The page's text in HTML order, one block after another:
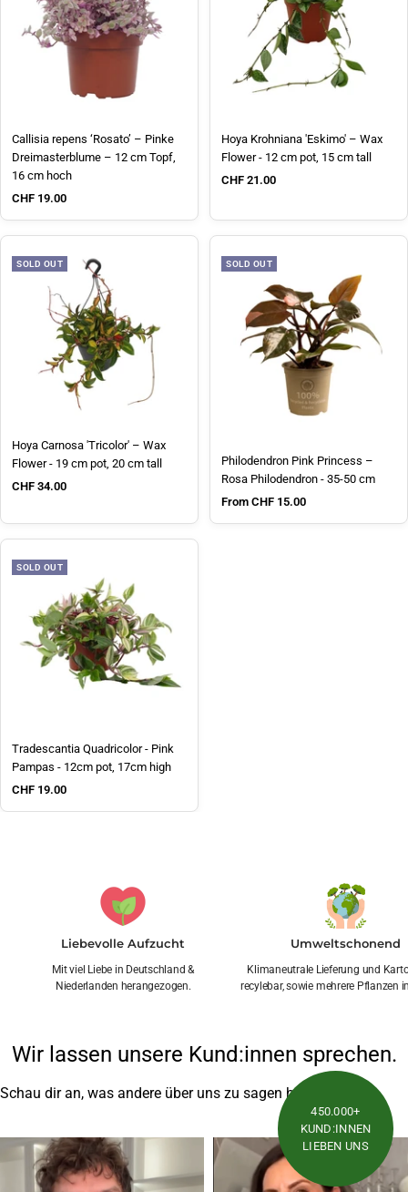
Callisia repens ‘Rosato’ – Pinke
Dreimasterblume – 12 cm Topf,
16 cm hoch
Sale price
CHF 19.00
Hoya Krohniana 'Eskimo' – Wax
Flower - 12 cm pot, 15 cm tall
Sale price
CHF 21.00
SOLD OUT
Hoya Carnosa 'Tricolor' – Wax
Flower - 19 cm pot, 20 cm tall
Sale price
CHF 34.00
SOLD OUT
Philodendron Pink Princess –
Rosa Philodendron - 35-50 cm
Sale price
From CHF 15.00
SOLD OUT
Tradescantia Quadricolor - Pink
Pampas - 12cm pot, 17cm high
Sale price
CHF 19.00
Liebevolle Aufzucht
Mit viel Liebe in Deutschland &
Niederlanden herangezogen.
Umweltschonend
Klimaneutrale Lieferung und
recylebar, sowie mehrere Pflanzen
Wir lassen unsere Kund:innen sprechen.
Schau dir an, was andere über uns zu sagen haben
450.000+
KUND:INNEN
LIEBEN UNS